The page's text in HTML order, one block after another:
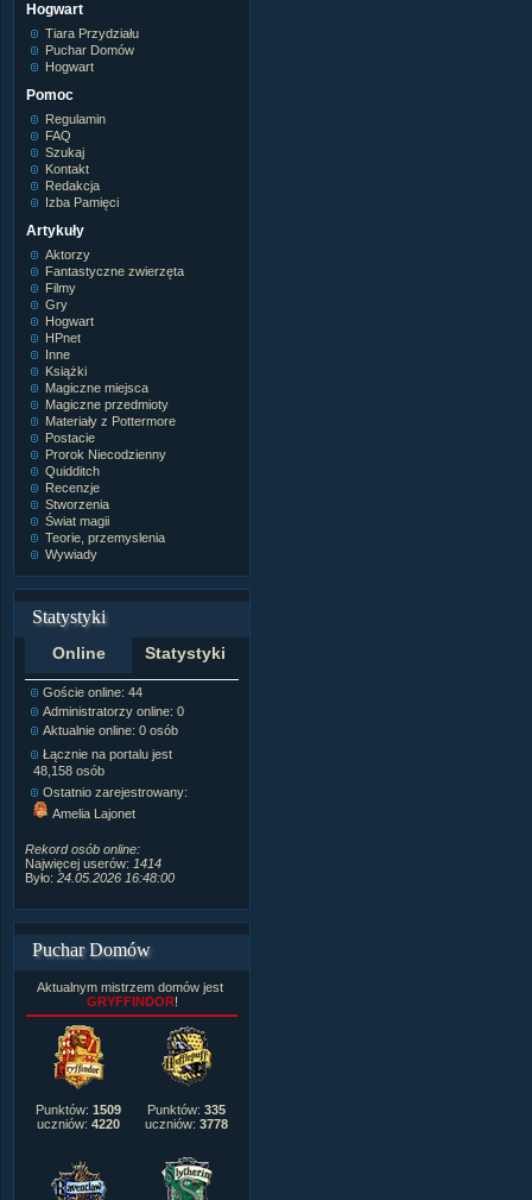
Hogwart
Tiara Przydziału
Puchar Domów
Hogwart
Pomoc
Regulamin
FAQ
Szukaj
Kontakt
Redakcja
Izba Pamięci
Artykuły
Aktorzy
Fantastyczne zwierzęta
Filmy
Gry
Hogwart
HPnet
Inne
Książki
Magiczne miejsca
Magiczne przedmioty
Materiały z Pottermore
Postacie
Prorok Niecodzienny
Quidditch
Recenzje
Stworzenia
Świat magii
Teorie, przemyslenia
Wywiady
Statystyki
Online Statystyki
Goście online: 44
Administratorzy online: 0
Aktualnie online: 0 osób
Łącznie na portalu jest
48,158 osób
Ostatnio zarejestrowany:
Amelia Lajonet
Rekord osób online:
Najwięcej userów: 1414
Było: 24.05.2026 16:48:00
Puchar Domów
Aktualnym mistrzem domów jest
GRYFFINDOR!
Punktów: 1509
uczniów: 4220
Punktów: 335
uczniów: 3778